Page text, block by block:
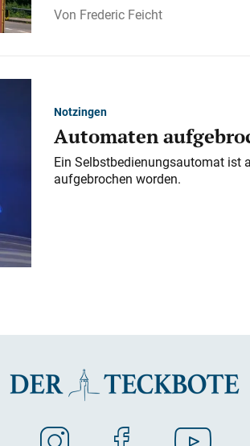
Frederic Feicht
Notzingen
Automaten
Ein Selbstbedienungsautomat ist
aufgebrochen worden.